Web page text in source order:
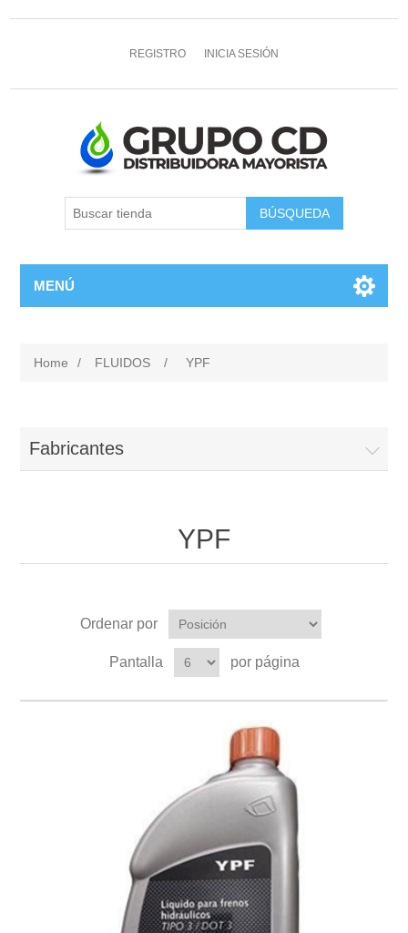
REGISTRO INICIA SESIÓN
MENÚ
Home / FLUIDOS / YPF
Fabricantes
YPF
Ordenar por
Pantalla por página